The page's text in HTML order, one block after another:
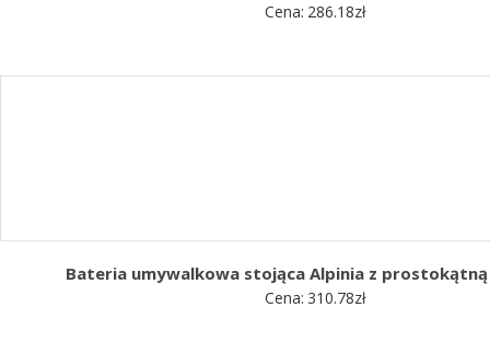
Cena: 286.18zł
Bateria umywalkowa stojąca Alpinia z
Cena: 310.78zł